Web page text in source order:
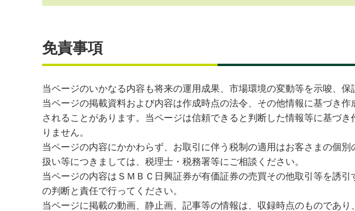
免責事項
当ページのいかなる内容も将来の運用成果、市場環境の変動等を示唆、保
当ページの掲載資料および内容は作成時点の法令、その他情報に基づき
されることがあります。当ページは信頼できると判断した情報等に基づ
りません。
当ページの内容にかかわらず、お取引に伴う税制の適用はお客さまの個
扱い等につきましては、税理士・税務署等にご相談ください。
当ページの内容はＳＭＢＣ日興証券が有価証券の売買その他取引等を誘
の判断と責任で行ってください。
当ページに掲載の動画、静止画、記事等の情報は、収録時点のものであ